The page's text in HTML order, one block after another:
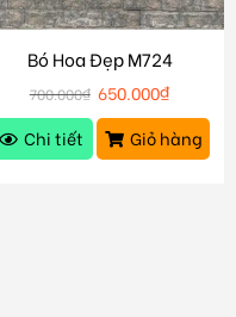
Bó Hoa Đẹp M724
700.000₫ 650.000₫
Chi tiết
Giỏ hàng